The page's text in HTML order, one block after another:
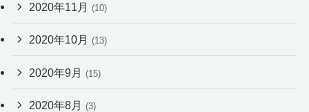
2020年11月 (10)
2020年10月 (13)
2020年9月 (15)
2020年8月 (3)